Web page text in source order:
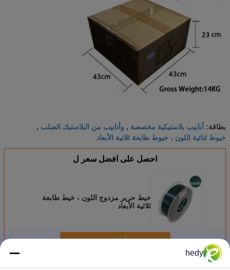
بطاقة: أنابيب بلاستيكية مخصصة , وأنابيب من البلاستيك الصلب ,
خيوط ثنائية اللون ، خيوط طابعة ثلاثية الأبعاد
احصل على افضل سعر ل
خيط حرير مزدوج اللون ، خيط طابعة
ثلاثية الأبعاد
استمر
أكثر
hedy